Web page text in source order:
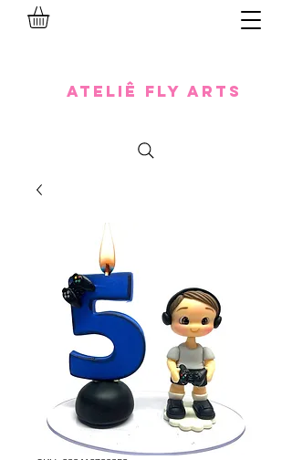
Ateliê Fly Arts